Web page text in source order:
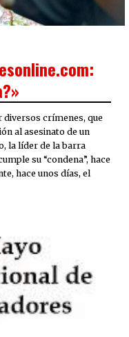
diversos crímenes, que
al asesinato de un
la líder de la barra
su “condena”, hace
hace unos días, el